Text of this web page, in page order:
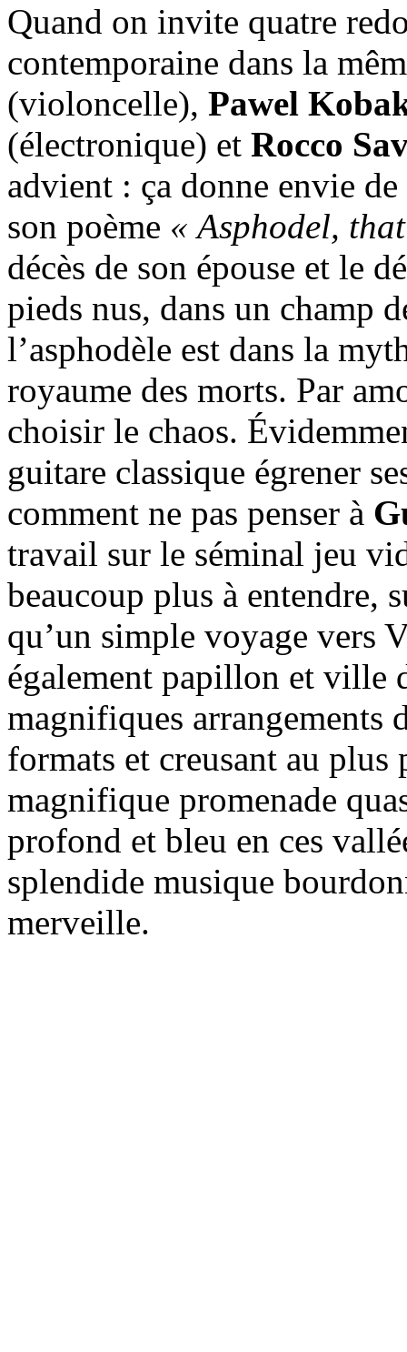
Quand on invite quatre
contemporaine dans la
(violoncelle), Pawel
(électronique) et Rocco
advient : ça donne envie
son poème « Asphodel,
décès de son épouse et le
pieds nus, dans un champ
l’asphodèle est dans la
royaume des morts. Par
choisir le chaos.
guitare classique égrener
comment ne pas penser à
travail sur le séminal jeu
beaucoup plus à entendre,
qu’un simple voyage vers
également papillon et ville
magnifiques arrangements
formats et creusant au
magnifique promenade
profond et bleu en ces
splendide musique
merveille.